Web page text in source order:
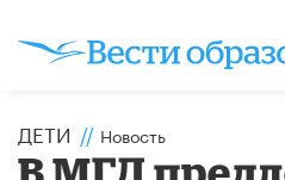
ДЕТИ // Новость